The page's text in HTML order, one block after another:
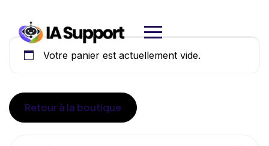
Votre panier est actuellement vide.
Retour à la boutique